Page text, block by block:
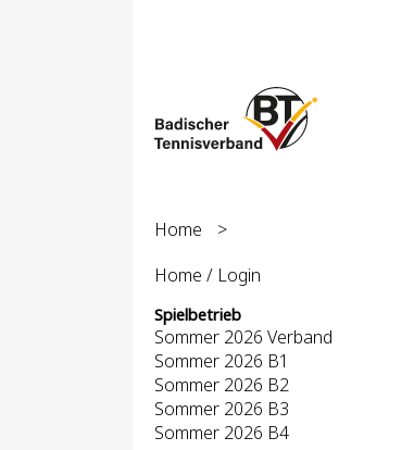
Home
>
Home / Login
Spielbetrieb
Sommer 2026 Verband
Sommer 2026 B1
Sommer 2026 B2
Sommer 2026 B3
Sommer 2026 B4